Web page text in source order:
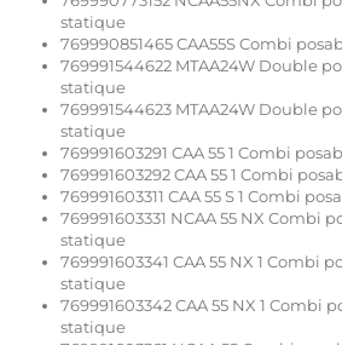
statique
769990851465 CAA55S Combi
769991544622 MTAA24W Double
statique
769991544623 MTAA24W Double
statique
769991603291 CAA 55 1 Combi
769991603292 CAA 55 1 Combi
769991603311 CAA 55 S 1 Combi
769991603331 NCAA 55 NX Combi
statique
769991603341 CAA 55 NX 1 Combi
statique
769991603342 CAA 55 NX 1 Combi
statique